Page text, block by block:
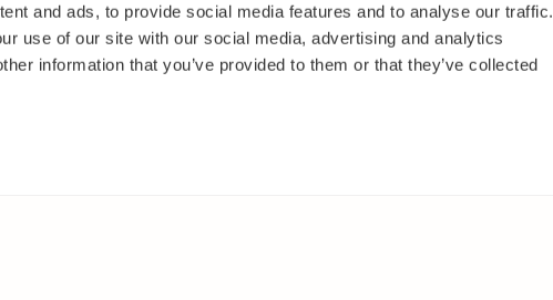
and ads, to provide social media features and to analyse our traffic.
use of our site with our social media, advertising and analytics
information that you’ve provided to them or that they’ve collected